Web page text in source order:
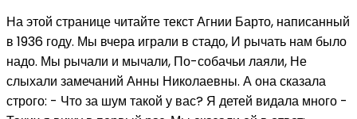
На этой странице читайте текст Агнии Барто, написанный
в 1936 году. Мы вчера играли в стадо, И рычать нам было
надо. Мы рычали и мычали, По-собачьи лаяли, Не
слыхали замечаний Анны Николаевны. А она сказала
строго: - Что за шум такой у вас? Я детей видала много -